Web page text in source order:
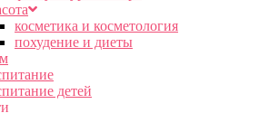
косметика и косметология
похудение и диеты
детей